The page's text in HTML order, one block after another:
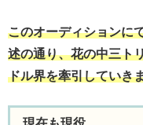
このオーディションに
述の通り、花の中三ト
ドル界を牽引していき